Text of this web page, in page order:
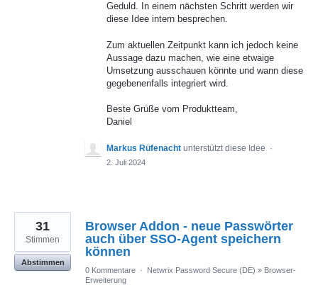
Geduld. In einem nächsten Schritt werden wir
diese Idee intern besprechen.
Zum aktuellen Zeitpunkt kann ich jedoch keine
Aussage dazu machen, wie eine etwaige
Umsetzung ausschauen könnte und wann diese
gegebenenfalls integriert wird.
Beste Grüße vom Produktteam,
Daniel
Markus Rüfenacht unterstützt diese Idee ·
2. Juli 2024
Browser Addon - neue Passwörter
auch über SSO-Agent speichern
können
31
Stimmen
Abstimmen
0 Kommentare · Netwrix Password Secure (DE) » Browser-
Erweiterung